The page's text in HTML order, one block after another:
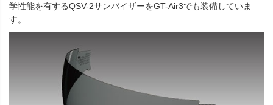
学性能を有するQSV-2サンバイザーをGT-Air3でも装備していま
す。